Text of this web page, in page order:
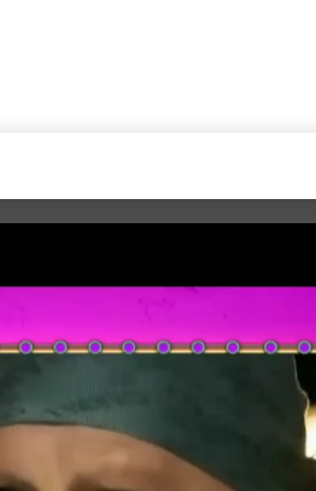
CIELOS
HAIR RECOVERY
ENTROMETIDOS EN LA TELE
MODO FONTEVECCHIA